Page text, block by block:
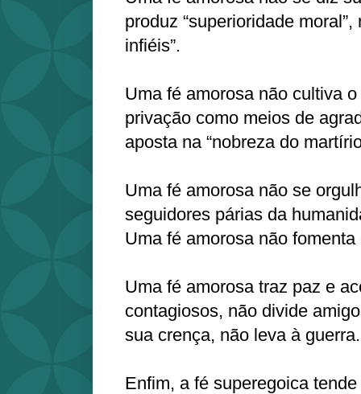
produz “superioridade
infiéis”.
Uma fé amorosa não cultiva
privação como meios de
aposta na “nobreza do
Uma fé amorosa não se
seguidores párias da
Uma fé amorosa não fomenta
Uma fé amorosa traz paz e
contagiosos, não divide
sua crença, não leva à guerra.
Enfim, a fé superegoica